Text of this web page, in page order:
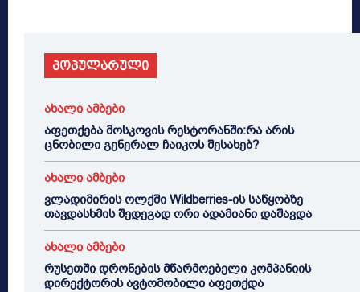
პოპულარული
ახალი ამბები
აფეთქება მოსკოვის რესტორანში:რა არის
ცნობილი გენერალ ჩაიკოს შესახებ?
ახალი ამბები
ვლადიმირის ოლქში Wildberries-ის საწყობზე
თავდასხმის შედეგად ორი ადამიანი დაშავდა
ახალი ამბები
რუსეთში დრონების მწარმოებელი კომპანიის
დირექტორის ავტომობილი აფეთქდა